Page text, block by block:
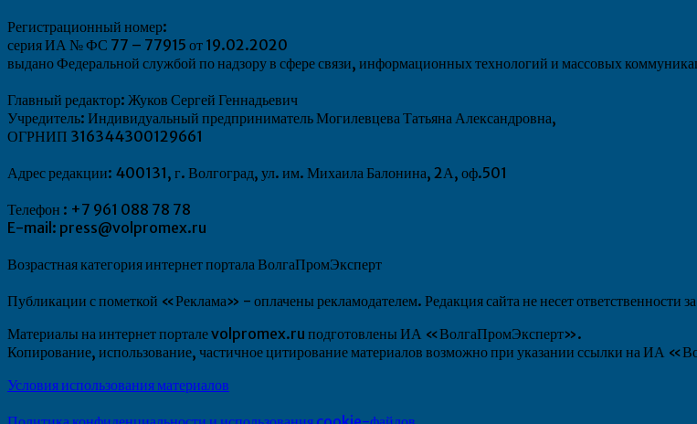
Регистрационный номер:
серия ИА № ФС 77 – 77915 от 19.02.2020
выдано Федеральной службой по надзору в сфере связи, информационных технологий и массовых
Главный редактор: Жуков Сергей Геннадьевич
Учредитель: Индивидуальный предприниматель Могилевцева Татьяна Александровна,
ОГРНИП 316344300129661
Адрес редакции: 400131, г. Волгоград, ул. им. Михаила Балонина, 2А, оф.501
Телефон : +7 961 088 78 78
E-mail: press@volpromex.ru
Возрастная категория интернет портала ВолгаПромЭксперт
Публикации с пометкой «Реклама» - оплачены рекламодателем. Редакция сайта не несет ответственности
Материалы на интернет портале volpromex.ru подготовлены ИА «ВолгаПромЭксперт».
Копирование, использование, частичное цитирование материалов возможно при указании ссылки на ИА
Условия использования материалов